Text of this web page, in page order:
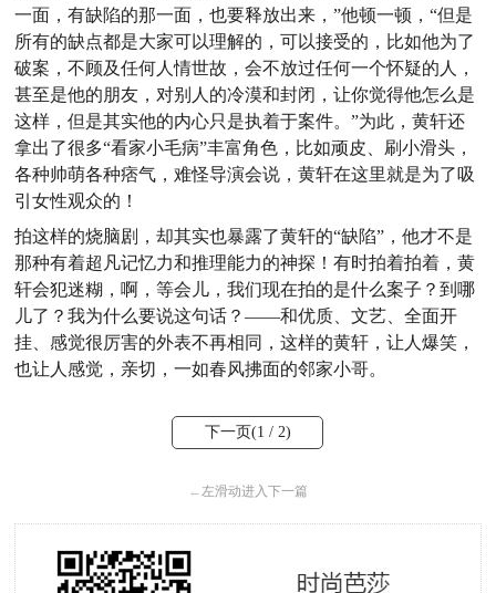
一面，有缺陷的那一面，也要释放出来，”他顿一顿，“但是
所有的缺点都是大家可以理解的，可以接受的，比如他为了
破案，不顾及任何人情世故，会不放过任何一个怀疑的人，
甚至是他的朋友，对别人的冷漠和封闭，让你觉得他怎么是
这样，但是其实他的内心只是执着于案件。”为此，黄轩还
拿出了很多“看家小毛病”丰富角色，比如顽皮、刷小滑头，
各种帅萌各种痞气，难怪导演会说，黄轩在这里就是为了吸
引女性观众的！
拍这样的烧脑剧，却其实也暴露了黄轩的“缺陷”，他才不是
那种有着超凡记忆力和推理能力的神探！有时拍着拍着，黄
轩会犯迷糊，啊，等会儿，我们现在拍的是什么案子？到哪
儿了？我为什么要说这句话？——和优质、文艺、全面开
挂、感觉很厉害的外表不再相同，这样的黄轩，让人爆笑，
也让人感觉，亲切，一如春风拂面的邻家小哥。
下一页(1 / 2)
←左滑动进入下一篇